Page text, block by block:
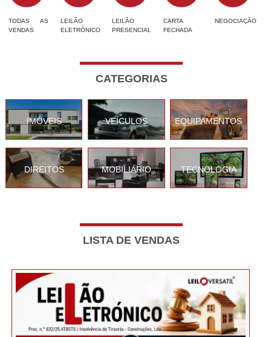
TODAS AS
VENDAS
LEILÃO
ELETRÓNICO
LEILÃO
PRESENCIAL
CARTA
FECHADA
NEGOCIAÇÃO
CATEGORIAS
IMÓVEIS VEÍCULOS EQUIPAMENTOS
DIREITOS MOBILIÁRIO TECNOLOGIA
LISTA DE VENDAS